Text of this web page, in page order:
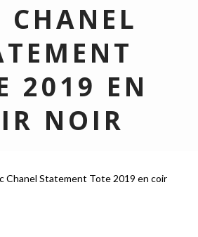
CHANEL
2019 EN
NOIR
Chanel Statement Tote 2019 en coir